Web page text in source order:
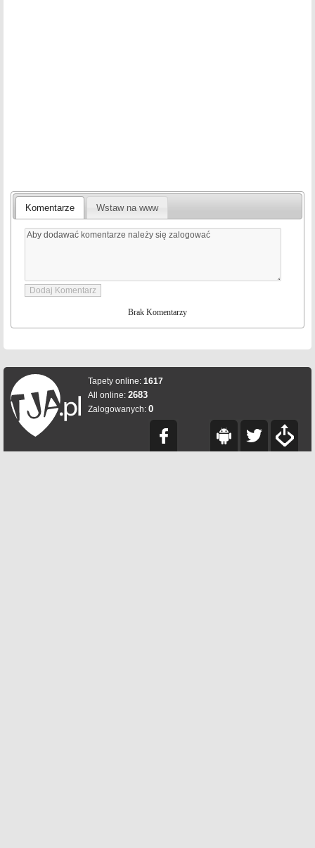
Komentarze Wstaw na www
Brak Komentarzy
Tapety online: 1617
All online: 2683
Zalogowanych: 0